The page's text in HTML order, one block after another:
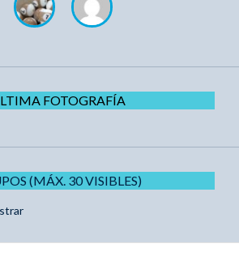
FOTOGRAFÍA
(MÁX. 30 VISIBLES)